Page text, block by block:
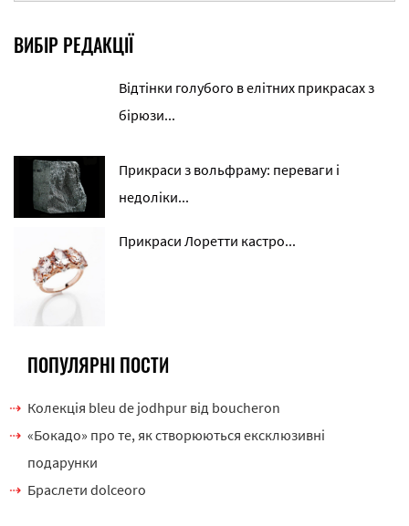
ВИБІР РЕДАКЦІЇ
Відтінки голубого в елітних прикрасах з
бірюзи...
Прикраси з вольфраму: переваги і
недоліки...
Прикраси Лоретти кастро...
ПОПУЛЯРНІ ПОСТИ
Колекція bleu de jodhpur від boucheron
«Бокадо» про те, як створюються ексклюзивні
подарунки
Браслети dolceoro